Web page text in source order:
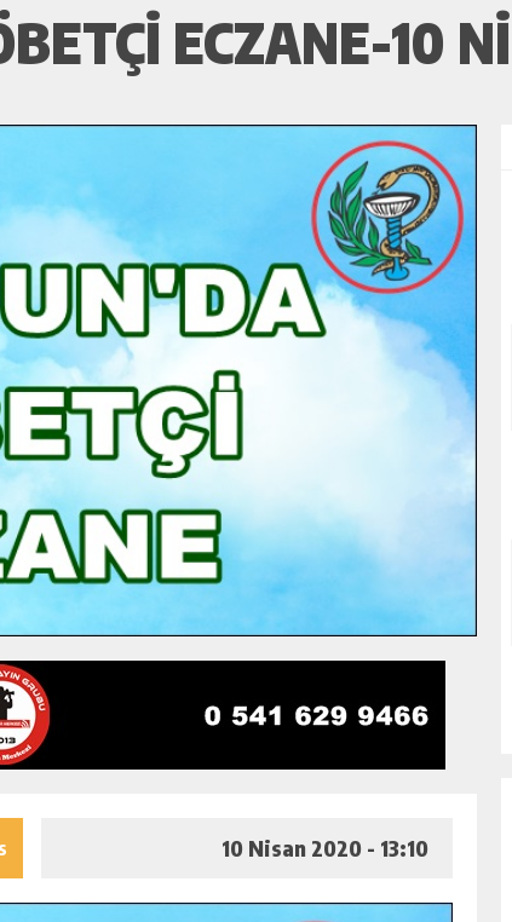
ECZANE-10
10 Nisan 2020 - 13:10